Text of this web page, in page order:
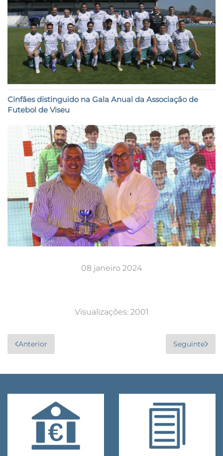
Cinfães distinguido na Gala Anual da Associação de
Futebol de Viseu
08 janeiro 2024
Visualizações: 2001
Anterior Seguinte